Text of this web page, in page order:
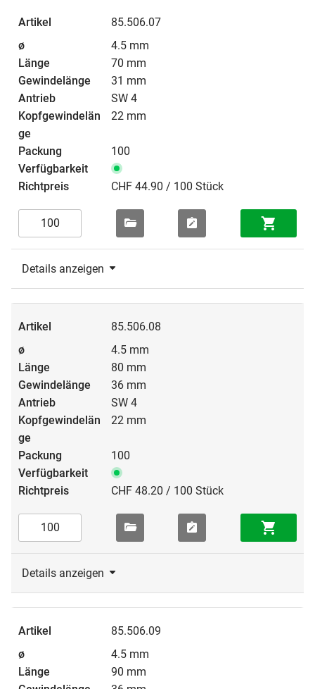
85.506.07
4.5 mm
70 mm
31 mm
SW 4
22 mm
100
CHF 44.90 / 100 Stück
Details anzeigen
85.506.08
4.5 mm
80 mm
36 mm
SW 4
22 mm
100
CHF 48.20 / 100 Stück
Details anzeigen
85.506.09
4.5 mm
90 mm